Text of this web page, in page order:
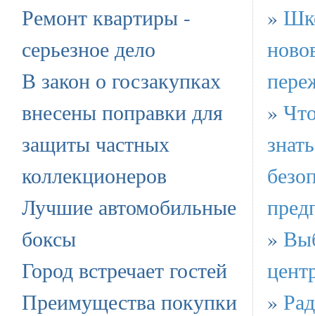
Ремонт квартиры -
серьезное дело
В закон о госзакупках
внесены поправки для
защиты частных
коллекционеров
Лучшие автомобильные
боксы
Город встречает гостей
Преимущества покупки
»
»
»
»